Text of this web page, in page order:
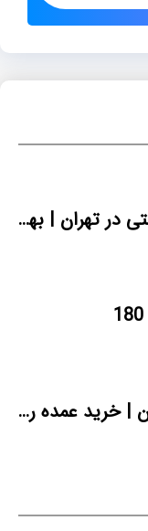
مرکز فروش عمده روتختی در تهران | بهترین قیمت روتختی یک نفره پلی استر | پاندا
پخش روتختی در تهران | خرید عمده روتختی پارچه پلی استر دونفره